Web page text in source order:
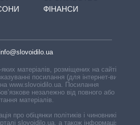
ФІНАНСИ
матеріалів, розміщених на сайті,
посилання (для інтернет-видань
www.slovoidilo.ua. Посилання
незалежно від повного або
матеріалів.
про обіцянки політиків і чиновників,
slovoidilo.ua, а також інформація про